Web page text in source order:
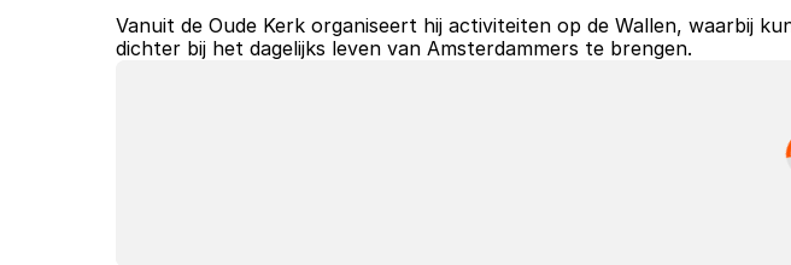
Vanuit de Oude Kerk organiseert hij activiteiten op de Wallen, waarbij
dichter bij het dagelijks leven van Amsterdammers te brengen.